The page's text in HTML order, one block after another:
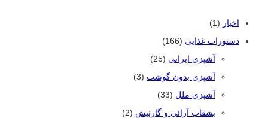
اخبار (1)
دستورات غذایی (166)
آشپزی ایرانی (25)
آشپزی بدون گوشت (3)
آشپزی ملل (33)
بشقاب آرائی و گارنیش (2)